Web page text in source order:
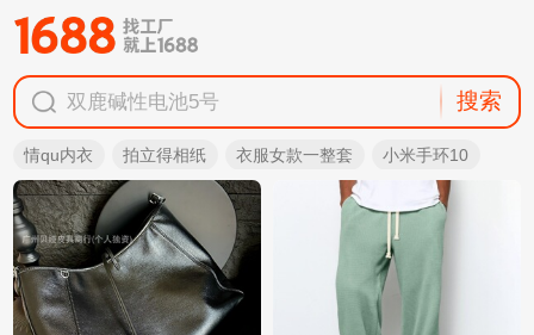
双鹿碱性电池5号
袜子男士纯棉
名创优品彩虹电池
双鹿碱性电池5号
搜索
情qu内衣 拍立得相纸 衣服女款一整套
小米手环10
新款气质上衣